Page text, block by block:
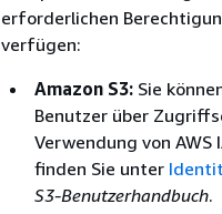
erforderlichen
verfügen:
Amazon S3: Sie
Benutzer über
Verwendung von
finden Sie unter
S3-Benutzerhandbuch.